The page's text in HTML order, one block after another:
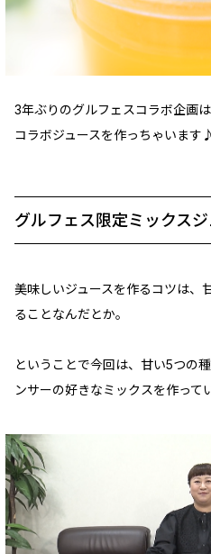
3年ぶりのグルフェスコラボ企画
コラボジュースを作っちゃいます♪
グルフェス限定ミックスジ
美味しいジュースを作るコツは、
ることなんだとか。
ということで今回は、甘い5つの
ンサーの好きなミックスを作って